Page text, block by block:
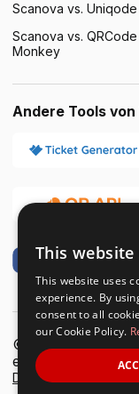
Scanova vs. Uniqode
Scanova vs. QRCode
Monkey
Andere Tools
© Scanova. Alle
eingetragene
Datenschutzbescheid
This website
This website uses
experience. By
consent to all
our Cookie Policy.